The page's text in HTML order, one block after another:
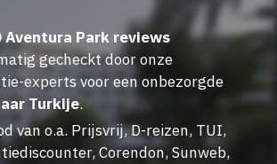
Q Aventura Park reviews
gecheckt door onze
experts voor een onbezorgde
Turkije.
van o.a. Prijsvrij, D-reizen, TUI,
Corendon, Sunweb,